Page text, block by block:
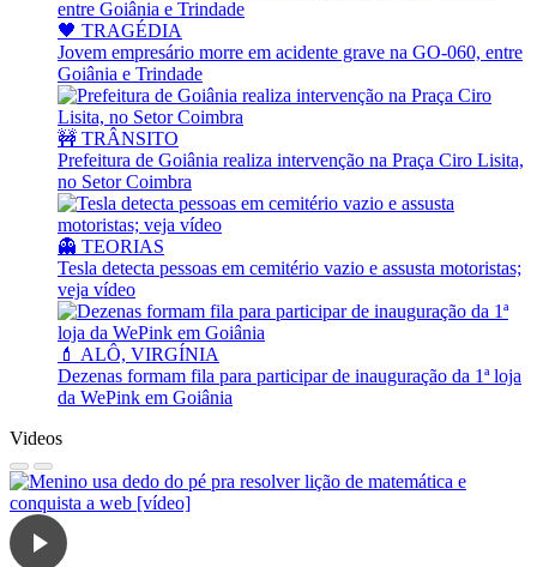
🖤 TRAGÉDIA
Jovem empresário morre em acidente grave na GO-060, entre
Goiânia e Trindade
🚧 TRÂNSITO
Prefeitura de Goiânia realiza intervenção na Praça Ciro Lisita,
no Setor Coimbra
👻 TEORIAS
Tesla detecta pessoas em cemitério vazio e assusta motoristas;
veja vídeo
💄 ALÔ, VIRGÍNIA
Dezenas formam fila para participar de inauguração da 1ª loja
da WePink em Goiânia
Videos